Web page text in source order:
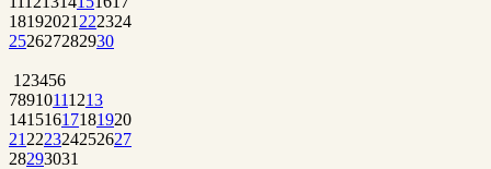
18192021 222324
252627282930
1 23456
78910111213
14151617181920
21 222324252627
28293031